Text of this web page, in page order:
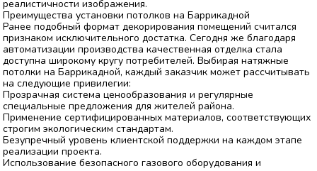
реалистичности изображения.
Преимущества установки потолков на Баррикадной
Ранее подобный формат декорирования помещений считался
признаком исключительного достатка. Сегодня же благодаря
автоматизации производства качественная отделка стала
доступна широкому кругу потребителей. Выбирая натяжные
потолки на Баррикадной, каждый заказчик может рассчитывать
на следующие привилегии:
Прозрачная система ценообразования и регулярные
специальные предложения для жителей района.
Применение сертифицированных материалов, соответствующих
строгим экологическим стандартам.
Безупречный уровень клиентской поддержки на каждом этапе
реализации проекта.
Использование безопасного газового оборудования и